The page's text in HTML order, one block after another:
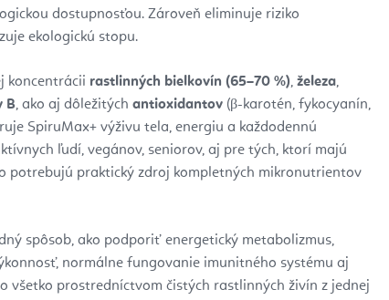
dostupnosťou. Zároveň eliminuje riziko
ekologickú stopu.
koncentrácii rastlinných bielkovín (65–70 %), železa,
B, ako aj dôležitých antioxidantov (β-karotén, fykocyanín,
SpiruMax+ výživu tela, energiu a každodennú
ľudí, vegánov, seniorov, aj pre tých, ktorí majú
potrebujú praktický zdroj kompletných mikronutrientov
spôsob, ako podporiť energetický metabolizmus,
normálne fungovanie imunitného systému aj
všetko prostredníctvom čistých rastlinných živín z jednej